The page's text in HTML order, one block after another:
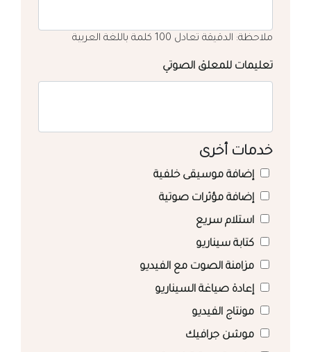
ملاحظة: الدقيقة تعادل 100 كلمة باللغة العربية
تعليمات للمعلق الصوتي
خدمات أخرى
إضافة موسيقى خلفية
إضافة مؤثرات صوتية
استلام سريع
كتابة سيناريو
مزامنة الصوت مع الفيديو
إعادة صياغة السيناريو
مونتاج الفيديو
موشن جرافيك